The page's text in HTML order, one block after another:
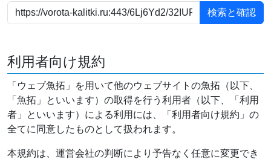
利用者向け規約
「ウェブ魚拓」を用いて他のウェブサイトの魚拓（以下、
「魚拓」といいます）の取得を行う利用者（以下、「利用
者」といいます）による利用には、「利用者向け規約」の
全てに同意したものとして扱われます。
本規約は、運営会社の判断により予告なく任意に変更でき